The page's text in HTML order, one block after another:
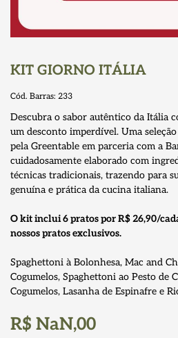
KIT GIORNO ITÁLIA
Cód. Barras: 233
Descubra o sabor autêntico da Itália
um desconto imperdível. Uma
pela Greentable em parceria com a
cuidadosamente elaborado com
técnicas tradicionais, trazendo para
genuína e prática da cucina italiana.
O kit inclui 6 pratos por R$ 26,90/
nossos pratos exclusivos.
Spaghettoni à Bolonhesa, Mac and
Cogumelos, Spaghettoni ao Pesto de
Cogumelos, Lasanha de Espinafre e
R$ NaN,00